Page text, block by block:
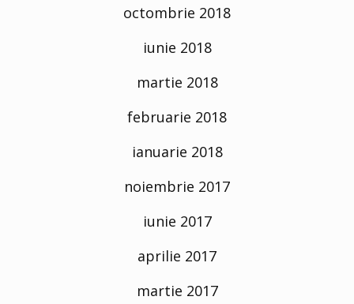
octombrie 2018
iunie 2018
martie 2018
februarie 2018
ianuarie 2018
noiembrie 2017
iunie 2017
aprilie 2017
martie 2017